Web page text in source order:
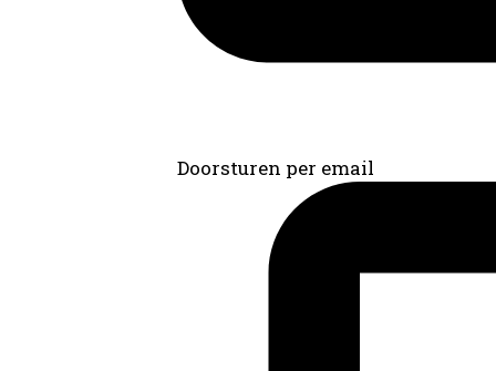
Doorsturen per email